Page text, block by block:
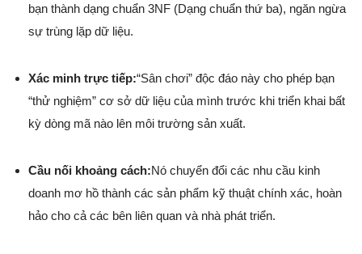
bạn thành dạng chuẩn 3NF (Dạng chuẩn thứ ba), ngăn ngừa
sự trùng lặp dữ liệu.
Xác minh trực tiếp:“Sân chơi” độc đáo này cho phép bạn
“thử nghiệm” cơ sở dữ liệu của mình trước khi triển khai bất
kỳ dòng mã nào lên môi trường sản xuất.
Cầu nối khoảng cách:Nó chuyển đổi các nhu cầu kinh
doanh mơ hồ thành các sản phẩm kỹ thuật chính xác, hoàn
hảo cho cả các bên liên quan và nhà phát triển.